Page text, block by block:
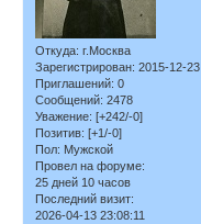
Откуда: г.Москва
Зарегистрирован: 2015-12-23
Приглашений: 0
Сообщений: 2478
Уважение: [+242/-0]
Позитив: [+1/-0]
Пол: Мужской
Провел на форуме:
25 дней 10 часов
Последний визит:
2026-04-13 23:08:11